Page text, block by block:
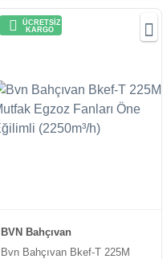
ÜCRETSİZ
KARGO
BVN Bahçıvan
Bvn Bahçıvan Bkef-T 225M